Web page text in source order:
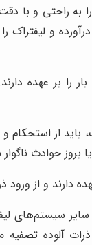
به راحتی و با
و
را بر عهده
باید از
بروز حوادث
دارند و از
سیستم‌های
ذرات آلوده